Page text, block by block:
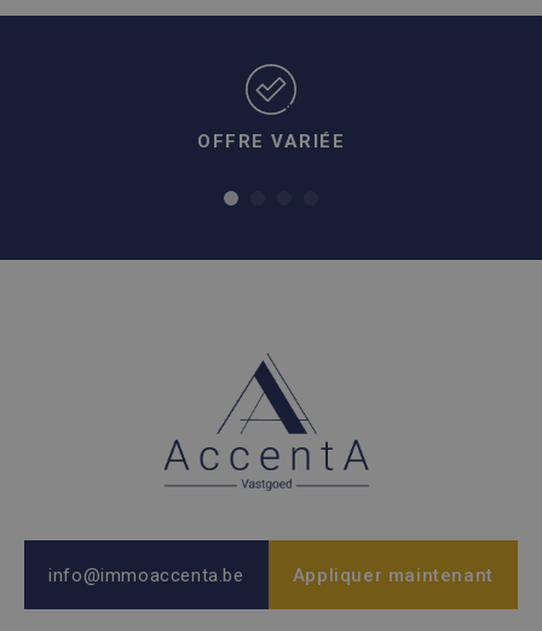
OFFRE VARIÉE
info@immoaccenta.be Appliquer maintenant